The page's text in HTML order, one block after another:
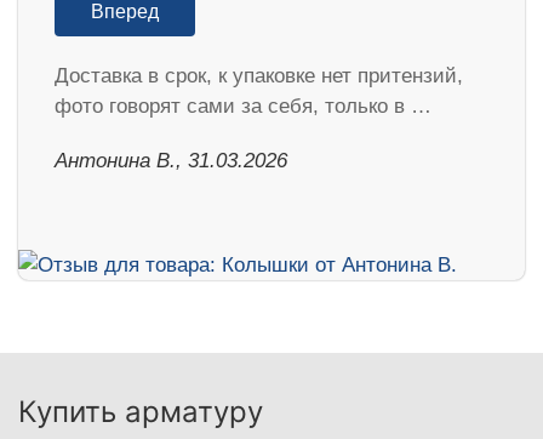
Вперед
Доставка в срок, к упаковке нет притензий,
фото говорят сами за себя, только в …
Антонина В., 31.03.2026
Купить арматуру